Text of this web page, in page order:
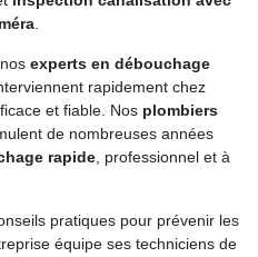
.
experts en débouchage
rapidement chez
et fiable. Nos plombiers
de nombreuses années
rapide, professionnel et à
pratiques pour prévenir les
équipe ses techniciens de